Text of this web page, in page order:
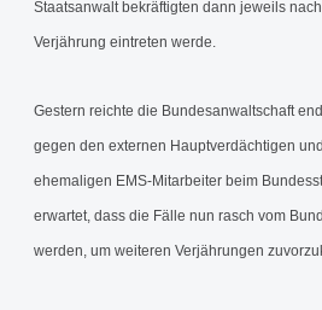
Staatsanwalt bekräftigten dann jeweils
Verjährung eintreten werde.
Gestern reichte die Bundesanwaltschaft
gegen den externen Hauptverdächtigen
ehemaligen EMS-Mitarbeiter beim
erwartet, dass die Fälle nun rasch vom
werden, um weiteren Verjährungen